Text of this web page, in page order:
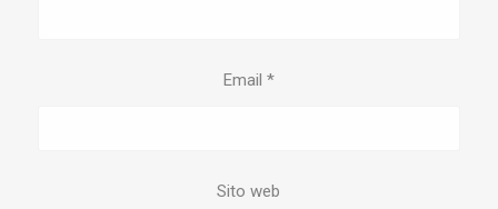
Email *
Sito web